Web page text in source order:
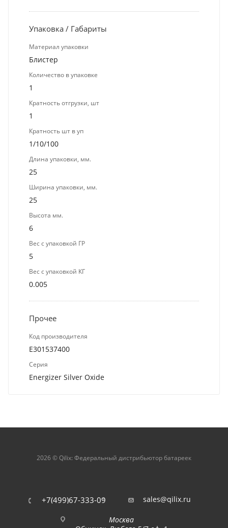
Упаковка / Габариты
Материал упаковки
Блистер
Количество в упаковке
1
Кратность отгрузки, шт
1
Кратность шт в уп
1/10/100
Длина упаковки, мм.
25
Ширина упаковки, мм.
25
Высота мм.
6
Вес с упаковкой ГР
5
Вес с упаковкой КГ
0.005
Прочее
Код производителя
E301537400
Серия
Energizer Silver Oxide
2026 © Qilix: Федеральный дистрибьютор батареек
+7(499)67-333-09 sales@qilix.ru
Москва